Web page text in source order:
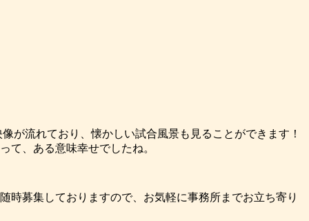
が流れており、懐かしい試合風景も見ることができます！
て、ある意味幸せでしたね。
時募集しておりますので、お気軽に事務所までお立ち寄り